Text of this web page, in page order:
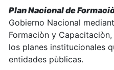
Plan Nacional de
Gobierno Nacional
Formaciòn y
los planes institucionales
entidades pùblicas.